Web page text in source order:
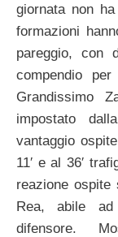
giornata non
formazioni
pareggio, con
compendio
Grandissimo
impostato
vantaggio
11′ e al 36′
reazione
Rea, abile
difensore.